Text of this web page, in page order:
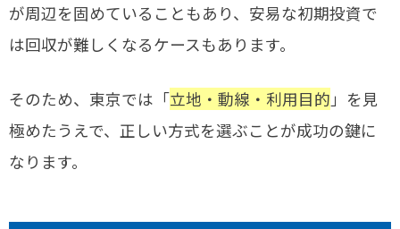
が周辺を固めていることもあり、安易な初期投資で
は回収が難しくなるケースもあります。
そのため、東京では「立地・動線・利用目的」を見
極めたうえで、正しい方式を選ぶことが成功の鍵に
なります。